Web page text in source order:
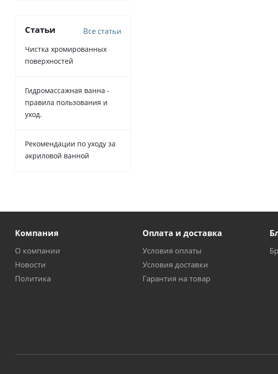
Статьи Все статьи
Чистка хромированных
поверхностей
Гидромассажная ванна -
правила пользования и
уход.
Рекомендации по уходу за
акриловой ванной
Компания
О компании
Новости
Политика
Оплата и доставка
Условия оплаты
Условия доставки
Гарантия на товар